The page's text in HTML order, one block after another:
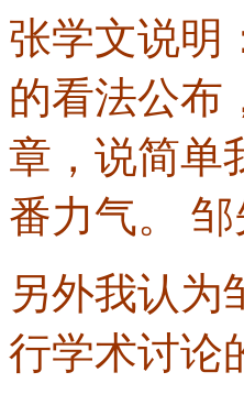
张学文说明
的看法公布
章，说简单
番力气。
另外我认为
行学术讨论